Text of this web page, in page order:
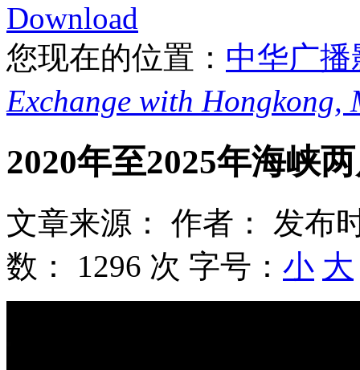
Download
您现在的位置： 中华广
Exchange with Hongkong,
2020年至2025年海峡
文章来源： 作者：
发布
数： 1296 次 字号： 小 大